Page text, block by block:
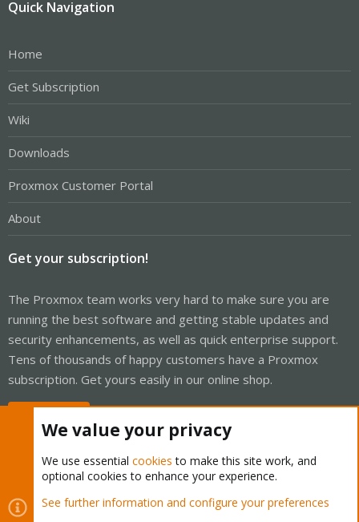
Quick Navigation
Home
Get Subscription
Wiki
Downloads
Proxmox Customer Portal
About
Get your subscription!
The Proxmox team works very hard to make sure you are
running the best software and getting stable updates and
security enhancements, as well as quick enterprise support.
Tens of thousands of happy customers have a Proxmox
subscription. Get yours easily in our online shop.
Cookies
Proxmox Support Forum - Light Mode
We value your privacy
We use essential cookies to make this site work, and
optional cookies to enhance your experience.
See further information and configure your preferences